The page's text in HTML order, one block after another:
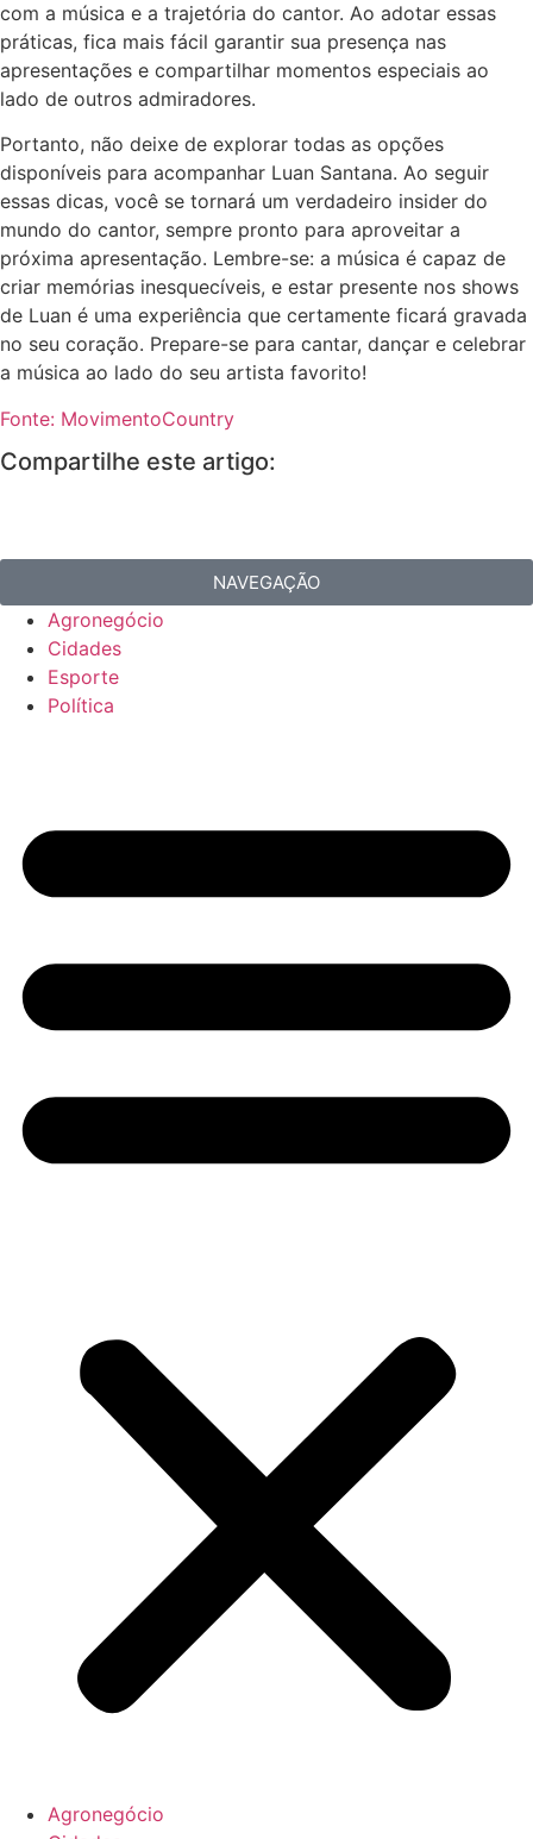
com a música e a trajetória do cantor. Ao adotar essas
práticas, fica mais fácil garantir sua presença nas
apresentações e compartilhar momentos especiais ao
lado de outros admiradores.
Portanto, não deixe de explorar todas as opções
disponíveis para acompanhar Luan Santana. Ao seguir
essas dicas, você se tornará um verdadeiro insider do
mundo do cantor, sempre pronto para aproveitar a
próxima apresentação. Lembre-se: a música é capaz de
criar memórias inesquecíveis, e estar presente nos shows
de Luan é uma experiência que certamente ficará gravada
no seu coração. Prepare-se para cantar, dançar e celebrar
a música ao lado do seu artista favorito!
Fonte: MovimentoCountry
Compartilhe este artigo:
NAVEGAÇÃO
Agronegócio
Cidades
Esporte
Política
Agronegócio